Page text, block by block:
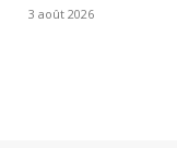
3 août 2026